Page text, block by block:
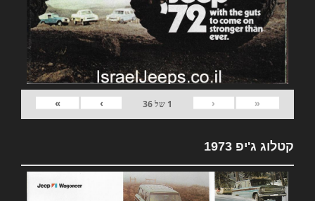
«
‹
1 של36
›
»
קטלוג ג'יפ 1973